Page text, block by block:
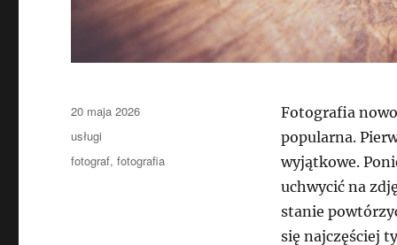
Fotografia
popularna.
wyjątkowe.
uchwycić na
stanie
się najczęściej
Data
publikacji
20 maja 2026
Kategorie
usługi
Tagi
fotograf,fotografia